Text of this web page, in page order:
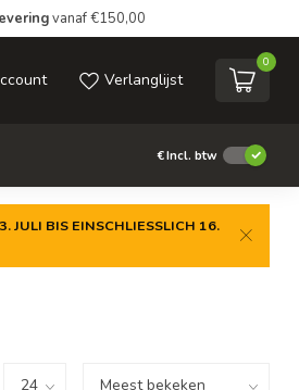
vanaf €150,00
Verlanglijst
0
€Incl. btw
JULI BIS EINSCHLIESSLICH 16.